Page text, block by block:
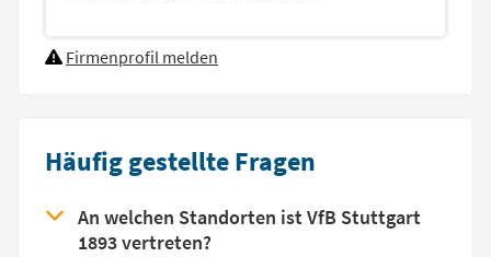
Firmenprofil melden
Häufig gestellte Fragen
An welchen Standorten ist VfB Stuttgart
1893 vertreten?